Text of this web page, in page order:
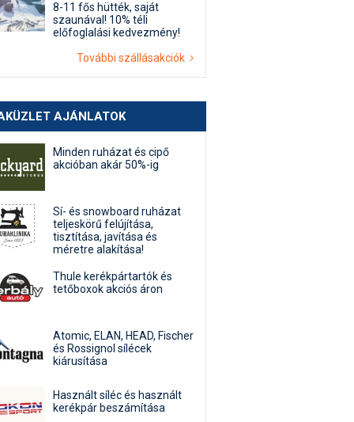
8-11 fős hütték, saját
szaunával! 10% téli
előfoglalási kedvezmény!
További szállásakciók
AJÁNLATOK
Minden ruházat és cipő
akcióban akár 50%-ig
Sí- és snowboard ruházat
teljeskörű felújítása,
tisztítása, javítása és
méretre alakítása!
Thule kerékpártartók és
tetőboxok akciós áron
Atomic, ELAN, HEAD, Fischer
és Rossignol sílécek
kiárusítása
Használt síléc és használt
kerékpár beszámítása